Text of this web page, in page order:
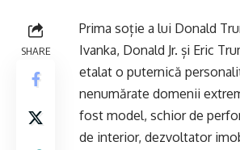
SHARE
Prima soție a lui Donald
Ivanka, Donald Jr. și Eric
etalat o puternică
nenumărate domenii
fost model, schior de
de interior, dezvoltator